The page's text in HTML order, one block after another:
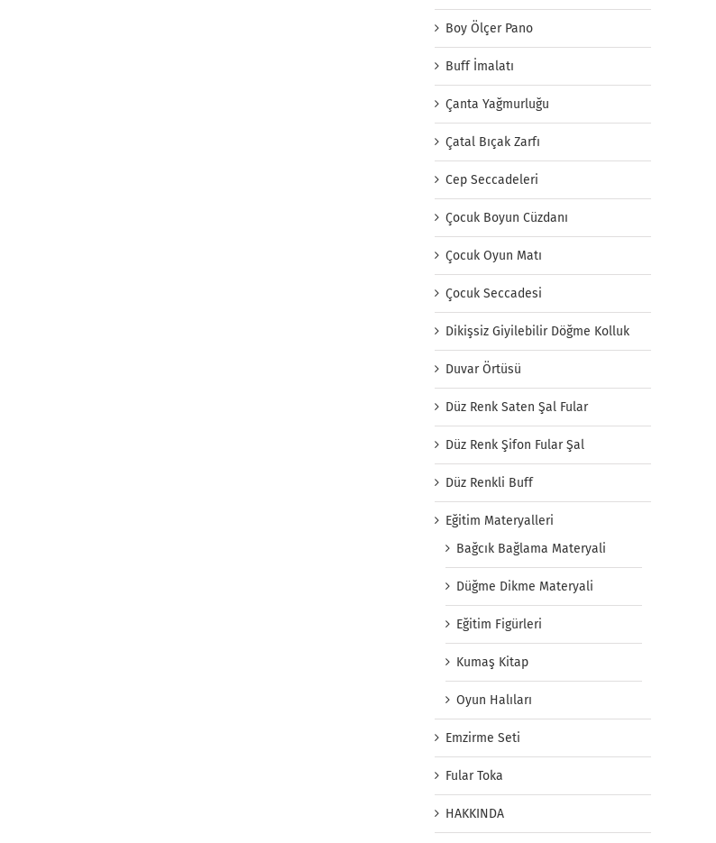
Boy Ölçer Pano
Buff İmalatı
Çanta Yağmurluğu
Çatal Bıçak Zarfı
Cep Seccadeleri
Çocuk Boyun Cüzdanı
Çocuk Oyun Matı
Çocuk Seccadesi
Dikişsiz Giyilebilir Döğme Kolluk
Duvar Örtüsü
Düz Renk Saten Şal Fular
Düz Renk Şifon Fular Şal
Düz Renkli Buff
Eğitim Materyalleri
Bağcık Bağlama Materyali
Düğme Dikme Materyali
Eğitim Figürleri
Kumaş Kitap
Oyun Halıları
Emzirme Seti
Fular Toka
HAKKINDA